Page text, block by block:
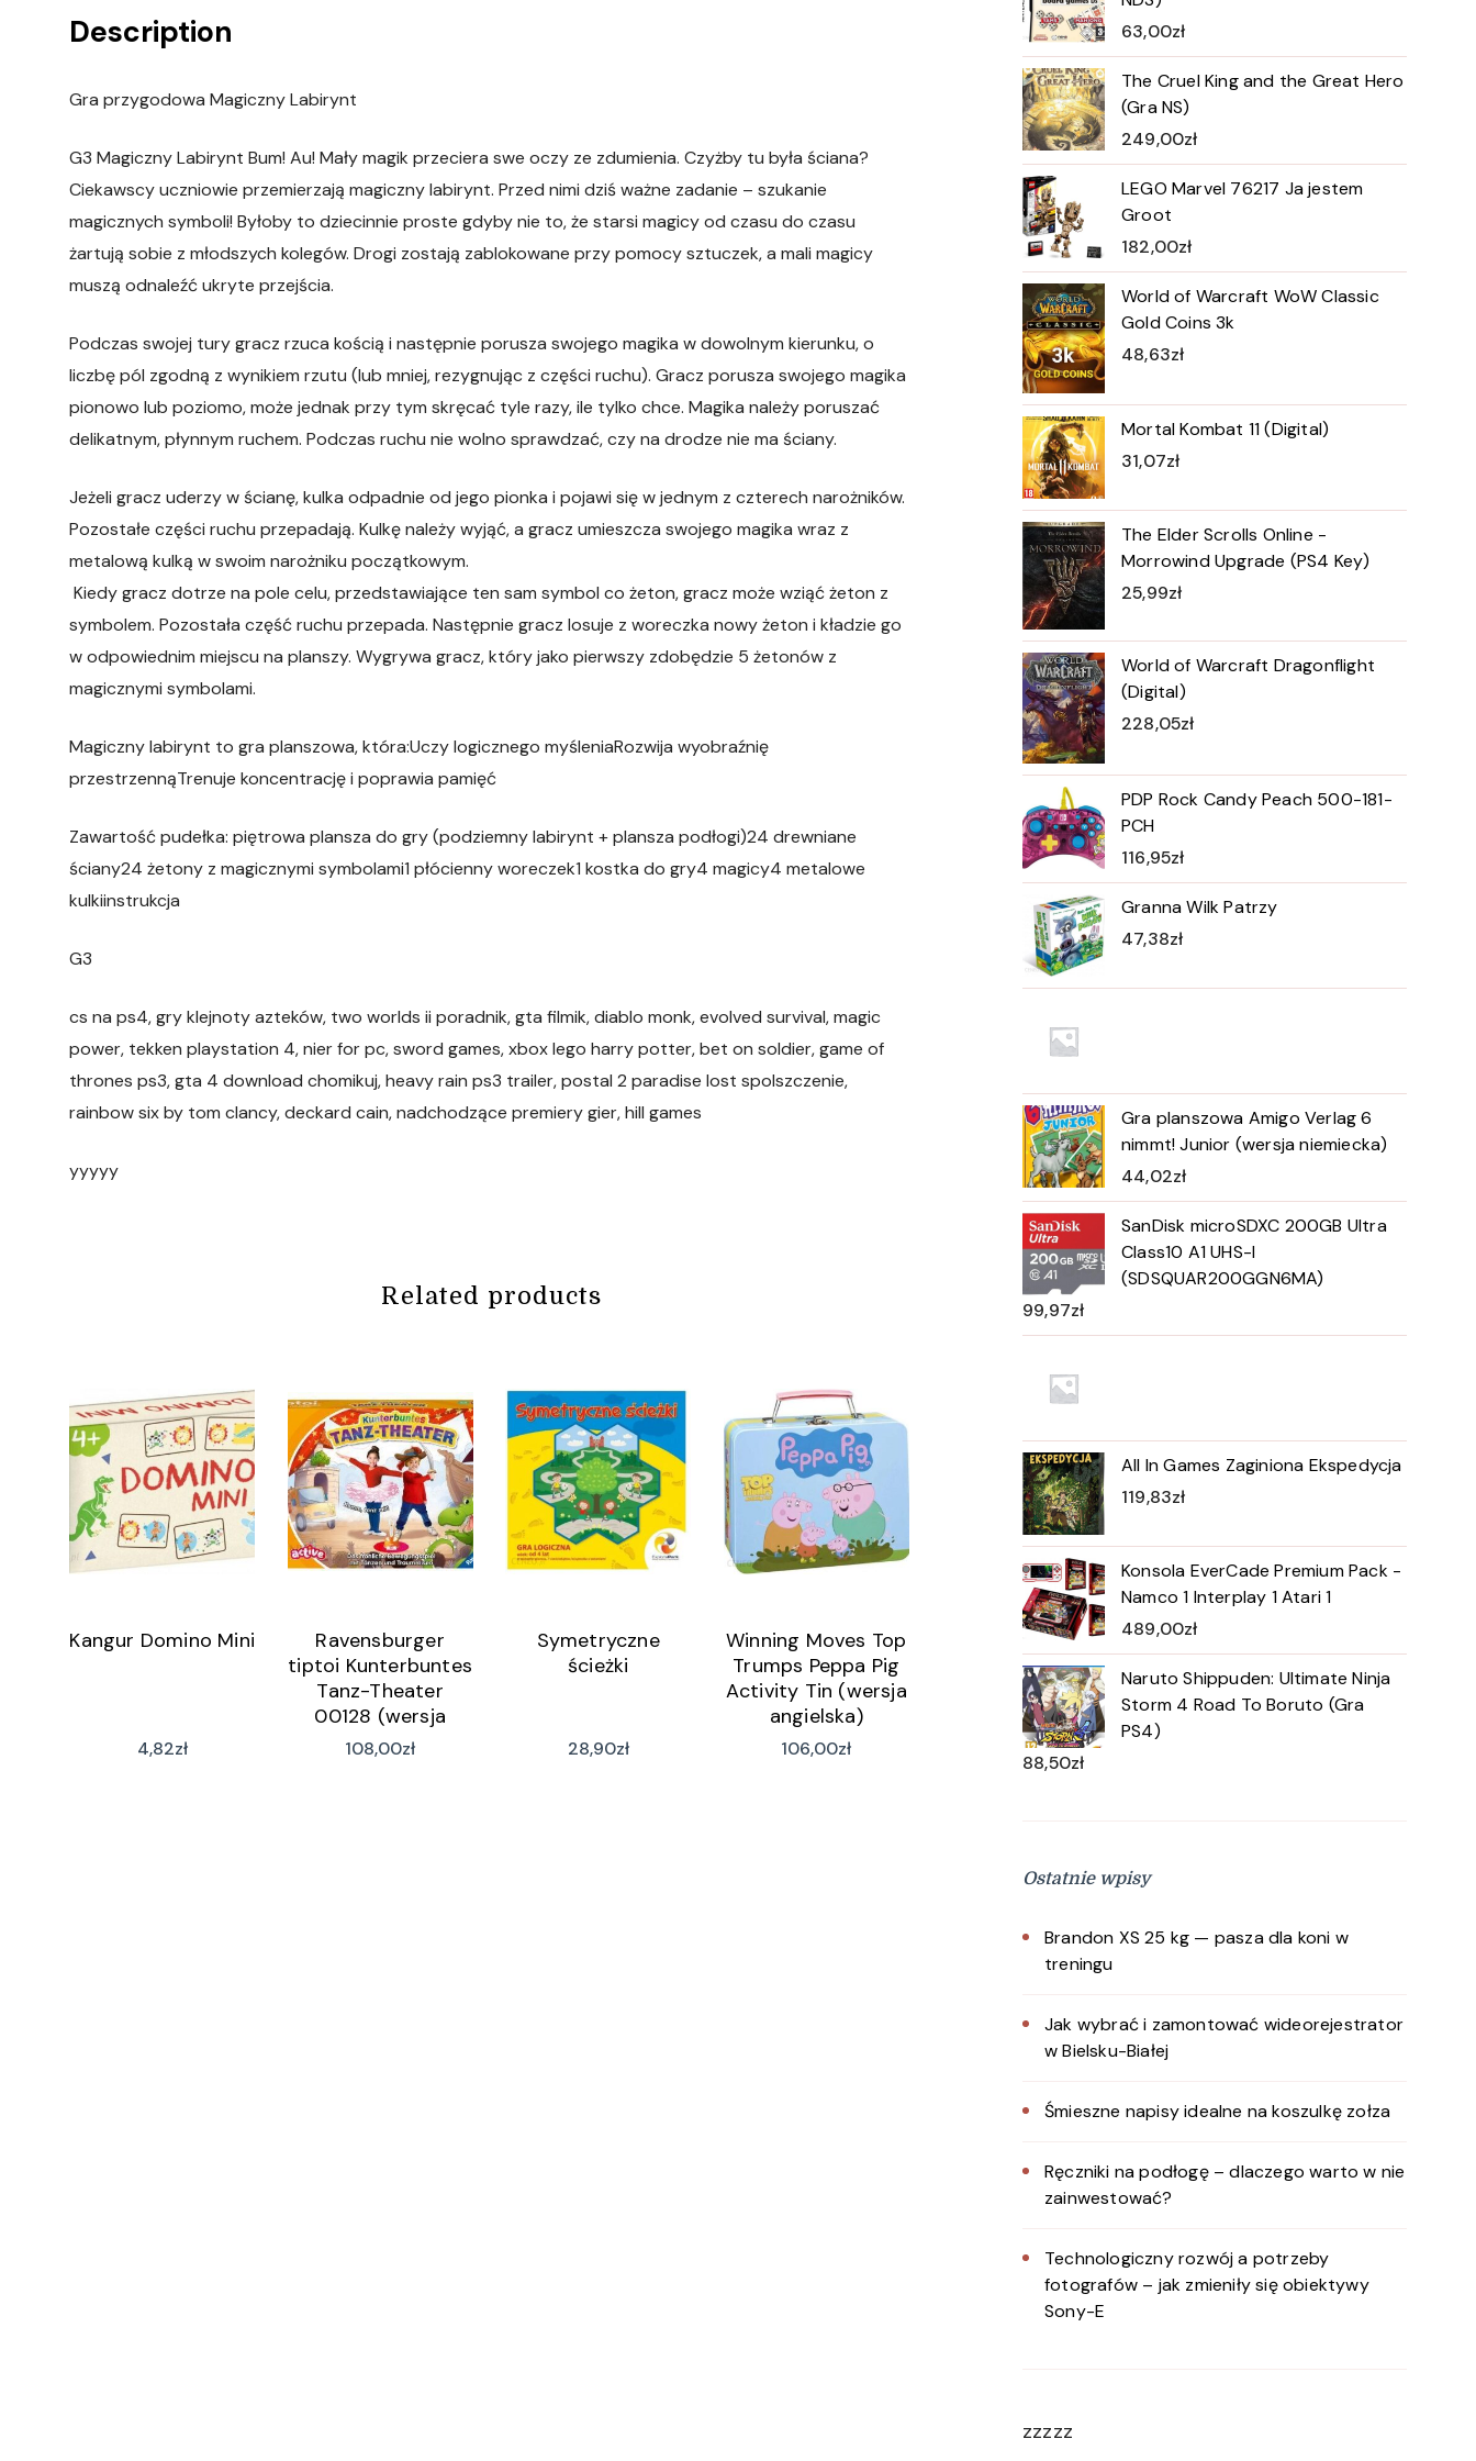
Description
Gra przygodowa Magiczny Labirynt
G3 Magiczny Labirynt Bum! Au! Mały magik przeciera swe oczy ze zdumienia. Czyżby tu była ściana?
Ciekawscy uczniowie przemierzają magiczny labirynt. Przed nimi dziś ważne zadanie – szukanie
magicznych symboli! Byłoby to dziecinnie proste gdyby nie to, że starsi magicy od czasu do czasu
żartują sobie z młodszych kolegów. Drogi zostają zablokowane przy pomocy sztuczek, a mali magicy
muszą odnaleźć ukryte przejścia.
Podczas swojej tury gracz rzuca kością i następnie porusza swojego magika w dowolnym kierunku, o
liczbę pól zgodną z wynikiem rzutu (lub mniej, rezygnując z części ruchu). Gracz porusza swojego magika
pionowo lub poziomo, może jednak przy tym skręcać tyle razy, ile tylko chce. Magika należy poruszać
delikatnym, płynnym ruchem. Podczas ruchu nie wolno sprawdzać, czy na drodze nie ma ściany.
Jeżeli gracz uderzy w ścianę, kulka odpadnie od jego pionka i pojawi się w jednym z czterech narożników.
Pozostałe części ruchu przepadają. Kulkę należy wyjąć, a gracz umieszcza swojego magika wraz z
metalową kulką w swoim narożniku początkowym.
Kiedy gracz dotrze na pole celu, przedstawiające ten sam symbol co żeton, gracz może wziąć żeton z
symbolem. Pozostała część ruchu przepada. Następnie gracz losuje z woreczka nowy żeton i kładzie go
w odpowiednim miejscu na planszy. Wygrywa gracz, który jako pierwszy zdobędzie 5 żetonów z
magicznymi symbolami.
Magiczny labirynt to gra planszowa, która:Uczy logicznego myśleniaRozwija wyobraźnię
przestrzennąTrenuje koncentrację i poprawia pamięć
Zawartość pudełka: piętrowa plansza do gry (podziemny labirynt + plansza podłogi)24 drewniane
ściany24 żetony z magicznymi symbolami1 płócienny woreczek1 kostka do gry4 magicy4 metalowe
kulkiinstrukcja
G3
cs na ps4, gry klejnoty azteków, two worlds ii poradnik, gta filmik, diablo monk, evolved survival, magic
power, tekken playstation 4, nier for pc, sword games, xbox lego harry potter, bet on soldier, game of
thrones ps3, gta 4 download chomikuj, heavy rain ps3 trailer, postal 2 paradise lost spolszczenie,
rainbow six by tom clancy, deckard cain, nadchodzące premiery gier, hill games
yyyyy
Related products
Kangur Domino Mini
4,82zł
Ravensburger
tiptoi Kunterbuntes
Tanz-Theater
00128 (wersja
niemiecka)
108,00zł
Symetryczne
ścieżki
28,90zł
Winning Moves Top
Trumps Peppa Pig
Activity Tin (wersja
angielska)
106,00zł
63,00zł
The Cruel King and the Great Hero
(Gra NS)
249,00zł
LEGO Marvel 76217 Ja jestem
Groot
182,00zł
World of Warcraft WoW Classic
Gold Coins 3k
48,63zł
Mortal Kombat 11 (Digital)
31,07zł
The Elder Scrolls Online -
Morrowind Upgrade (PS4 Key)
25,99zł
World of Warcraft Dragonflight
(Digital)
228,05zł
PDP Rock Candy Peach 500-181-
PCH
116,95zł
Granna Wilk Patrzy
47,38zł
Gra planszowa Amigo Verlag 6
nimmt! Junior (wersja niemiecka)
44,02zł
SanDisk microSDXC 200GB Ultra
Class10 A1 UHS-I
(SDSQUAR200GGN6MA)
99,97zł
All In Games Zaginiona Ekspedycja
119,83zł
Konsola EverCade Premium Pack -
Namco 1 Interplay 1 Atari 1
489,00zł
Naruto Shippuden: Ultimate Ninja
Storm 4 Road To Boruto (Gra
PS4)
88,50zł
Ostatnie wpisy
Brandon XS 25 kg — pasza dla koni w
treningu
Jak wybrać i zamontować wideorejestrator
w Bielsku-Białej
Śmieszne napisy idealne na koszulkę zołza
Ręczniki na podłogę – dlaczego warto w nie
zainwestować?
Technologiczny rozwój a potrzeby
fotografów – jak zmieniły się obiektywy
Sony-E
zzzzz